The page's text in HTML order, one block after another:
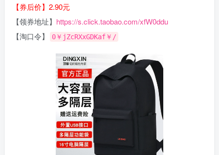
【券后价】2.90元
【领券地址】 https://s.click.taobao.com/xfW0ddu
【淘口令】
0￥jZcRXxGDKaf￥/